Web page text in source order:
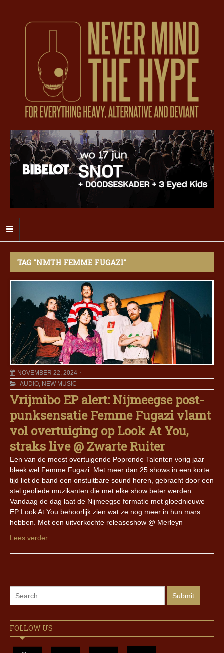
TAG "NMTH FEMME FUGAZI"
NOVEMBER 22, 2024
AUDIO, NEW MUSIC
Vrijmibo EP alert: Nijmeegse post-
punksensatie Femme Fugazi vlamt
vol overtuiging op Look At You,
straks live @ Zwarte Ruiter
Een van de meest overtuigende Popronde Talenten vorig jaar
bleek wel Femme Fugazi. Met meer dan 25 shows in een korte
tijd liet de band een onstuitbare sound horen, gebracht door een
stel geoliede muzikanten die met elke show beter werden.
Vandaag de dag laat de Nijmeegse formatie met gloednieuwe
EP Look At You behoorlijk zien wat ze nog meer in hun mars
hebben. Met een uitverkochte releaseshow @ Merleyn
Lees verder..
FOLLOW US